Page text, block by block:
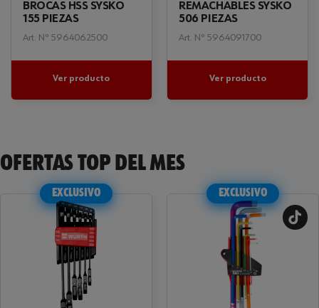
BROCAS HSS SYSKO
155 PIEZAS
Art. Nº 5964062500
Ver producto
REMACHABLES SYSKO
506 PIEZAS
Art. Nº 5964091700
Ver producto
OFERTAS TOP DEL MES
EXCLUSIVO EXCLUSIVO